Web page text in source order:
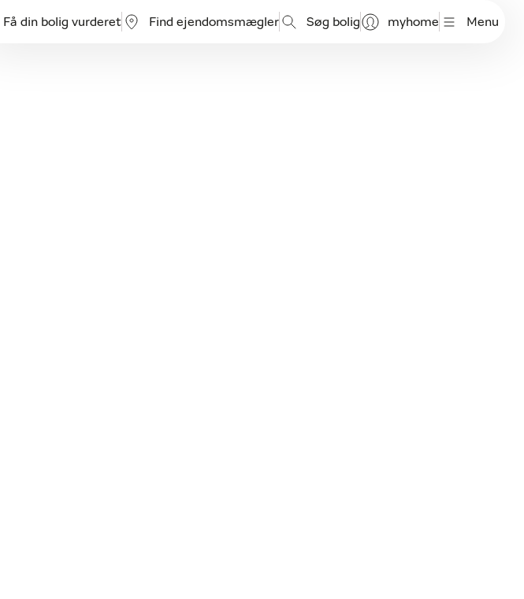
Få din bolig vurderet Find ejendomsmægler Søg bolig myhome Menu